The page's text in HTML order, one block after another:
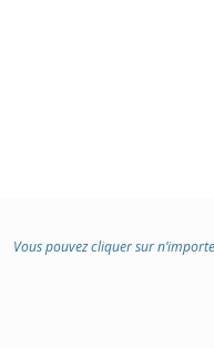
Vous pouvez cliquer sur